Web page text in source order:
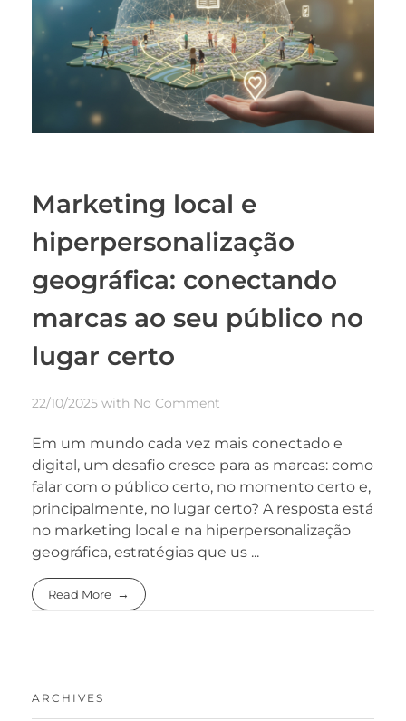
Marketing local e
hiperpersonalização
geográfica: conectando
marcas ao seu público no
lugar certo
22/10/2025 with No Comment
Em um mundo cada vez mais conectado e
digital, um desafio cresce para as marcas: como
falar com o público certo, no momento certo e,
principalmente, no lugar certo? A resposta está
no marketing local e na hiperpersonalização
geográfica, estratégias que us ...
Read More
ARCHIVES